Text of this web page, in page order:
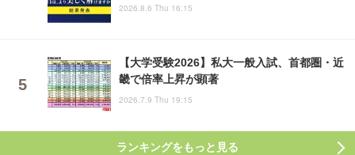
2026.8.6 Thu 16:15
【大学受験2026】私大一般入試、首都圏・近
畿で倍率上昇が顕著
2026.7.9 Thu 19:15
ランキングをもっと見る